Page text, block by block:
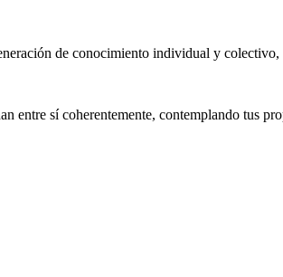
de conocimiento individual y
entre sí coherentemente, contemplando tus